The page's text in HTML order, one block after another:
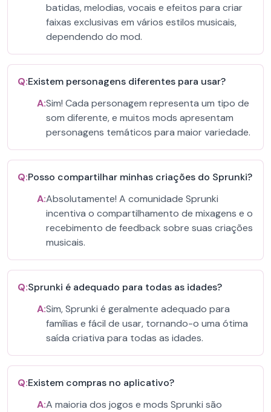
batidas, melodias, vocais e efeitos para criar
faixas exclusivas em vários estilos musicais,
dependendo do mod.
Q:Existem personagens diferentes para usar?
A:Sim! Cada personagem representa um tipo de
som diferente, e muitos mods apresentam
personagens temáticos para maior variedade.
Q:Posso compartilhar minhas criações do Sprunki?
A:Absolutamente! A comunidade Sprunki
incentiva o compartilhamento de mixagens e o
recebimento de feedback sobre suas criações
musicais.
Q:Sprunki é adequado para todas as idades?
A:Sim, Sprunki é geralmente adequado para
famílias e fácil de usar, tornando-o uma ótima
saída criativa para todas as idades.
Q:Existem compras no aplicativo?
A:A maioria dos jogos e mods Sprunki são